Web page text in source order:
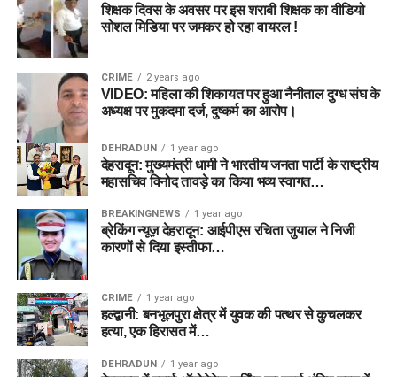
शिक्षक दिवस के अवसर पर इस शराबी शिक्षक का वीडियो
सोशल मिडिया पर जमकर हो रहा वायरल !
CRIME 2 years ago
VIDEO: महिला की शिकायत पर हुआ नैनीताल दुग्ध संघ के
अध्यक्ष पर मुकदमा दर्ज, दुष्कर्म का आरोप।
DEHRADUN 1 year ago
देहरादून: मुख्यमंत्री धामी ने भारतीय जनता पार्टी के राष्ट्रीय
महासचिव विनोद तावड़े का किया भव्य स्वागत…
BREAKINGNEWS 1 year ago
ब्रेकिंग न्यूज़ देहरादून: आईपीएस रचिता जुयाल ने निजी
कारणों से दिया इस्तीफा…
CRIME 1 year ago
हल्द्वानी: बनभूलपुरा क्षेत्र में युवक की पत्थर से कुचलकर
हत्या, एक हिरासत में…
DEHRADUN 1 year ago